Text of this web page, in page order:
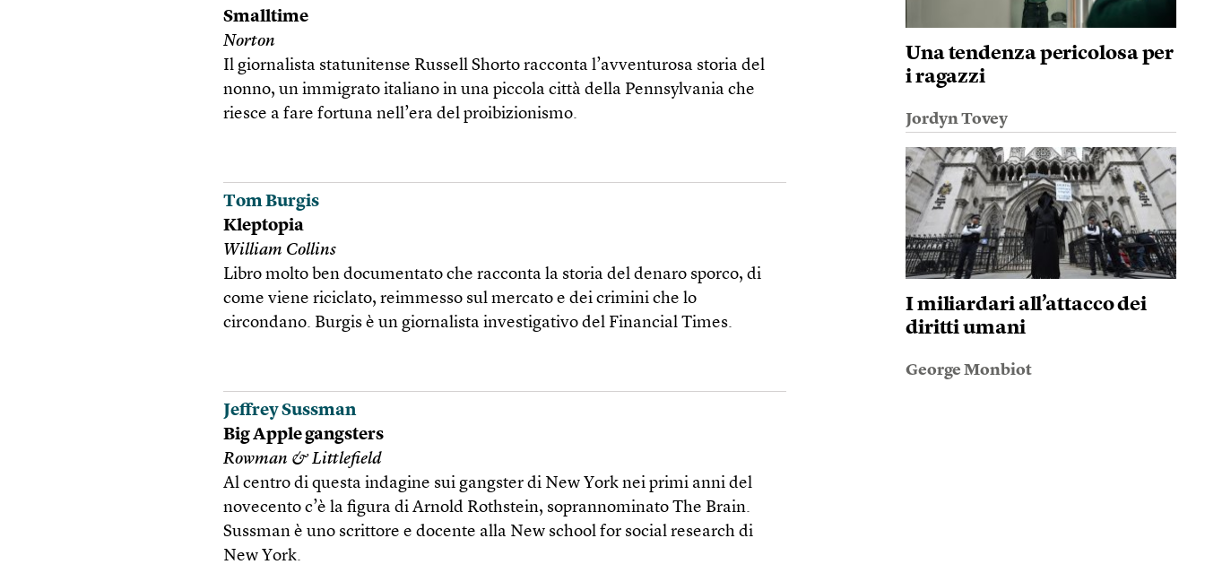
Smalltime
Norton
Il giornalista statunitense Russell Shorto racconta l’avventurosa storia del
nonno, un immigrato italiano in una piccola città della Pennsylvania che
riesce a fare fortuna nell’era del proibizionismo.
Tom Burgis
Kleptopia
William Collins
Libro molto ben documentato che racconta la storia del denaro sporco, di
come viene riciclato, reimmesso sul mercato e dei crimini che lo
circondano. Burgis è un giornalista investigativo del Financial Times.
Jeffrey Sussman
Big Apple gangsters
Rowman & Littlefield
Al centro di questa indagine sui gangster di New York nei primi anni del
novecento c’è la figura di Arnold Rothstein, soprannominato The Brain.
Suss­man è uno scrittore e docente alla New school for social re­search di
New York.
Una tendenza pericolosa per
i ragazzi
Jordyn Tovey
I miliardari all’attacco dei
diritti umani
George Monbiot